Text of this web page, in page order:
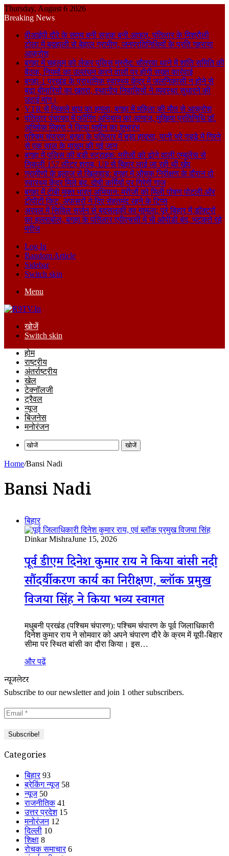
Thursday, August 6 2026
Breaking News
वीआईपी दौरे के समय बनी सड़क बनी आफत, पतिलार के मिश्रौली
टोला में बदहाली से बेहाल ग्रामीण, जनप्रतिनिधियों के प्रति गहराया
आक्रोश
बगहा में चहलूम को लेकर पुलिस मुस्तैद: चौतरवा थाने में शांति समिति की
बैठक, नियमों का उल्लंघन करने वालों पर होगी सख्त कार्रवाई
बगहा-1 प्रखंड के प्राथमिक स्वास्थ्य केंद्र में जलनिकासी न होने से
बढ़ा बीमारियों का खतरा, स्थानीय निवासियों ने व्यवस्था सुधारने की
उठाई मांग।
VTR से निकले बाघ का हमला, बगहा में महिला की मौत से आक्रोश
पतिलार पंचायत में फॉगिंग अभियान का आगाज, मुखिया प्रतिनिधि डॉ.
अभिषेक मिश्रा ने किया मशीन का शुभारंभ
पश्चिम चंपारण: बगहा के पतिलार में बड़ा हादसा, पानी भरे गड्ढे में गिरने
से एक साल के मासूम की गई जान
बगहा में पुलिस की बड़ी स्ट्राइक: मरीजों को ढोने वाली एम्बुलेंस से
निकली 157 लीटर शराब, UP से बिहार लाई जा रही थी खेप
ग्रामीणों के इलाज से खिलवाड़: बगहा में औचक निरीक्षण के दौरान दो
स्वास्थ्य केंद्र मिले बंद, दोषी कर्मियों पर गिरेगी गाज
बगहा में टीबी मुक्त भारत अभियान: मरीजों को मिली पोषण पोटली और
टीपीटी किट, अफसरों ने दिए सेहतमंद रहने के टिप्स
अरवल में सिविल सर्जन से बदसलूकी का मामला: पूरे बिहार में डॉक्टरों
का हल्लाबोल, बगहा के पतिलार एपीएचसी में भी ओपीडी बंद, भटकते रहे
मरीज
Log In
Random Article
Sidebar
Switch skin
Menu
खोजें
Switch skin
होम
राष्ट्रीय
अंतर्राष्ट्रीय
खेल
टेक्नॉलजी
ट्रैवल
न्यूज
बिजनेस
मनोरंजन
खोजें
Home/Bansi Nadi
Bansi Nadi
बिहार
Dinkar MishraJune 15, 2026
पूर्व डीएम दिनेश कुमार राय ने किया बांसी नदी
सौंदर्यीकरण कार्य का निरीक्षण, ब्लॉक प्रमुख
विजया सिंह ने किया भव्य स्वागत
मधुबनी प्रखंड (पश्चिम चंपारण): पश्चिम चंपारण के पूर्व जिलाधिकारी
दिनेश कुमार राय ने सोमवार को अपने चंपारण दौरे के क्रम में यूपी-बिहार
सीमा पर स्थित बांसी का दौरा किया। इस…
और पढ़ें
न्यूजलेटर
Subscribe to our newsletter and join 1 other subscribers.
Categories
बिहार 93
ब्रेकिंग न्यूज 58
न्यूज 50
राजनीतिक 41
उत्तर प्रदेश 15
मनोरंजन 12
दिल्ली 10
शिक्षा 8
रोचक समाचार 6